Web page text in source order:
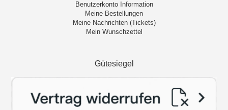
Benutzerkonto Information
Meine Bestellungen
Meine Nachrichten (Tickets)
Mein Wunschzettel
Gütesiegel